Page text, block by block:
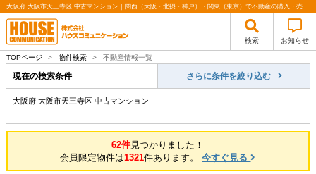
大阪府 大阪市天王寺区 中古マンション｜関西（大阪・北摂・神戸）・関東（東京）で不動産の購入・売却、注文住宅、リノベーションの事なら株式会社ハウスコミュニケーション
検索 お知らせ
TOPページ > 物件検索 > 不動産情報一覧
現在の検索条件 さらに条件を絞り込む
大阪府 大阪市天王寺区 中古マンション
62件見つかりました！
会員限定物件は1321件あります。今すぐ見る